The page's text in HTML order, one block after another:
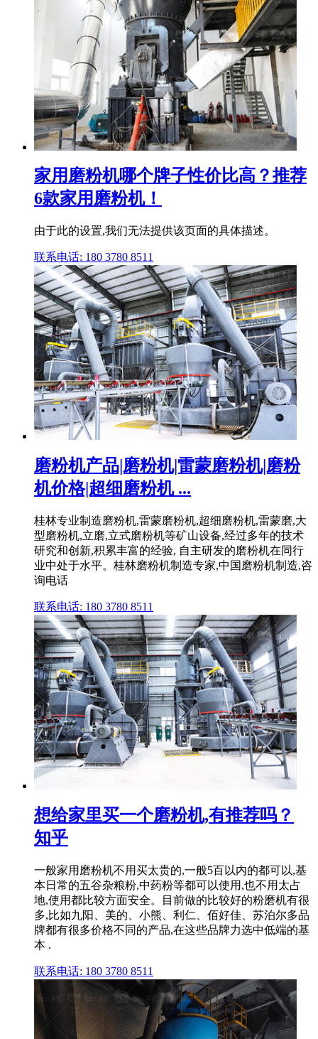
家用磨粉机哪个牌子性价比高？推荐
6款家用磨粉机！
由于此的设置,我们无法提供该页面的具体描述。
联系电话: 180 3780 8511
磨粉机产品|磨粉机|雷蒙磨粉机|磨粉
机价格|超细磨粉机 ...
桂林专业制造磨粉机,雷蒙磨粉机,超细磨粉机,雷蒙磨,大
型磨粉机,立磨,立式磨粉机等矿山设备,经过多年的技术
研究和创新,积累丰富的经验, 自主研发的磨粉机在同行
业中处于水平。桂林磨粉机制造专家,中国磨粉机制造,咨
询电话
联系电话: 180 3780 8511
想给家里买一个磨粉机,有推荐吗？
知乎
一般家用磨粉机不用买太贵的,一般5百以内的都可以,基
本日常的五谷杂粮粉,中药粉等都可以使用,也不用太占
地,使用都比较方面安全。目前做的比较好的粉磨机有很
多,比如九阳、美的、小熊、利仁、佰好佳、苏泊尔多品
牌都有很多价格不同的产品,在这些品牌力选中低端的基
本 .
联系电话: 180 3780 8511